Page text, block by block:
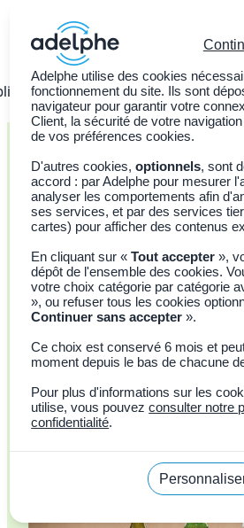
légales Nos services
Les bouteilles de vin
Cœur
Une nouvelle étape pour
à l’échelle nationale. Découvrez
communs, opérationnels et
consommateurs.
Des questions ? Contactez-
Adelphe utilise des cookies
fonctionnement du site. Ils sont
navigateur pour garantir votre
Client, la sécurité de votre
de vos préférences cookies.
D'autres cookies,optionnels, sont
accord : par Adelphe pour mesurer
analyser les comportements afin
ses services, et par des services
cartes) pour afficher des contenus
En cliquant sur «Tout accepter »,
dépôt de l'ensemble des cookies.
votre choix catégorie par catégorie
», ou refuser tous les cookies
Continuer sans accepter ».
Ce choix est conservé 6 mois et
moment depuis le bas de chacune
Pour plus d'informations sur les
utilise, vous pouvezconsulter notre
confidentialité.